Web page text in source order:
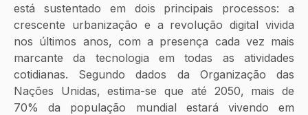
está sustentado em dois principais processos: a
crescente urbanização e a revolução digital vivida
nos últimos anos, com a presença cada vez mais
marcante da tecnologia em todas as atividades
cotidianas. Segundo dados da Organização das
Nações Unidas, estima-se que até 2050, mais de
70% da população mundial estará vivendo em